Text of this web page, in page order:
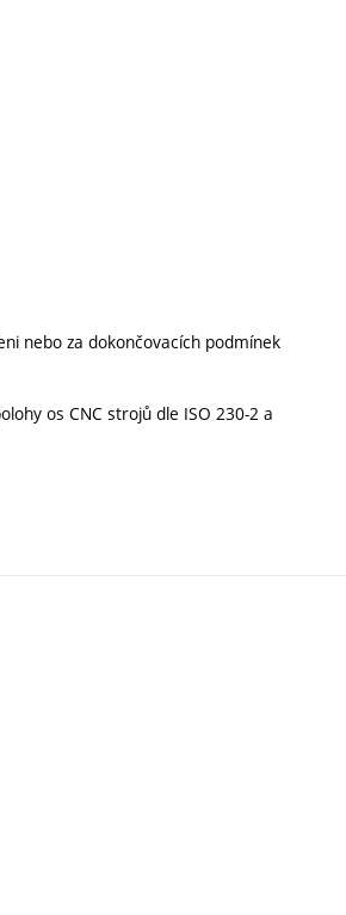
nebo za dokončovacích podmínek
os CNC strojů dle ISO 230-2 a